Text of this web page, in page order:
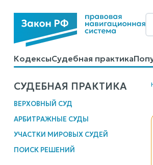
КодексыСудебная практика
КалькуляторыСправочные
СУДЕБНАЯ ПРАКТИКА
ВЕРХОВНЫЙ СУД
АРБИТРАЖНЫЕ СУДЫ
УЧАСТКИ МИРОВЫХ СУДЕЙ
ПОИСК РЕШЕНИЙ